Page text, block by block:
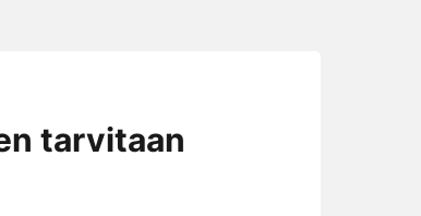
tarvitaan